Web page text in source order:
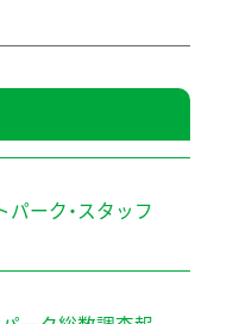
パーク・スタッフ